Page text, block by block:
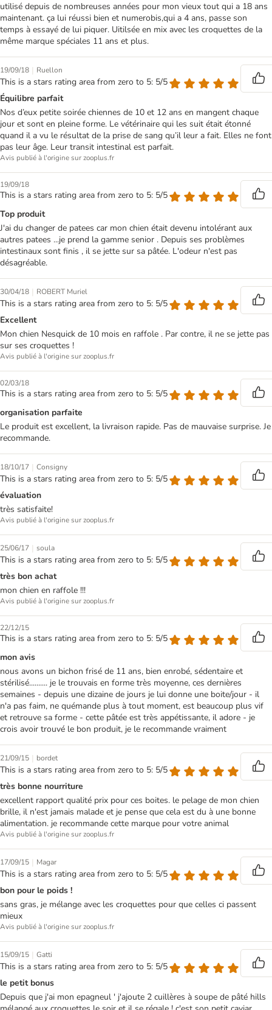
utilisé depuis de nombreuses années pour mon vieux tout qui a 18 ans
maintenant. ça lui réussi bien et numerobis,qui a 4 ans, passe son
temps à essayé de lui piquer. Uitilsée en mix avec les croquettes de la
même marque spéciales 11 ans et plus.
19/09/18 | Ruellon
This is a stars rating area from zero to 5: 5/5
Équilibre parfait
Nos d’eux petite soirée chiennes de 10 et 12 ans en mangent chaque
jour et sont en pleine forme. Le vétérinaire qui les suit était étonné
quand il a vu le résultat de la prise de sang qu’il leur a fait. Elles ne font
pas leur âge. Leur transit intestinal est parfait.
Avis publié à l'origine sur zooplus.fr
19/09/18
This is a stars rating area from zero to 5: 5/5
Top produit
J'ai du changer de patees car mon chien était devenu intolérant aux
autres patees ...je prend la gamme senior . Depuis ses problèmes
intestinaux sont finis , il se jette sur sa pâtée. L'odeur n'est pas
désagréable.
30/04/18 | ROBERT Muriel
This is a stars rating area from zero to 5: 5/5
Excellent
Mon chien Nesquick de 10 mois en raffole . Par contre, il ne se jette pas
sur ses croquettes !
Avis publié à l'origine sur zooplus.fr
02/03/18
This is a stars rating area from zero to 5: 5/5
organisation parfaite
Le produit est excellent, la livraison rapide. Pas de mauvaise surprise. Je
recommande.
18/10/17 | Consigny
This is a stars rating area from zero to 5: 5/5
évaluation
très satisfaite!
Avis publié à l'origine sur zooplus.fr
25/06/17 | soula
This is a stars rating area from zero to 5: 5/5
très bon achat
mon chien en raffole !!!
Avis publié à l'origine sur zooplus.fr
22/12/15
This is a stars rating area from zero to 5: 5/5
mon avis
nous avons un bichon frisé de 11 ans, bien enrobé, sédentaire et
stérilisé.......... je le trouvais en forme très moyenne, ces dernières
semaines - depuis une dizaine de jours je lui donne une boite/jour - il
n'a pas faim, ne quémande plus à tout moment, est beaucoup plus vif
et retrouve sa forme - cette pâtée est très appétissante, il adore - je
crois avoir trouvé le bon produit, je le recommande vraiment
21/09/15 | bordet
This is a stars rating area from zero to 5: 5/5
très bonne nourriture
excellent rapport qualité prix pour ces boites. le pelage de mon chien
brille, il n'est jamais malade et je pense que cela est du à une bonne
alimentation. je recommande cette marque pour votre animal
Avis publié à l'origine sur zooplus.fr
17/09/15 | Magar
This is a stars rating area from zero to 5: 5/5
bon pour le poids !
sans gras, je mélange avec les croquettes pour que celles ci passent
mieux
Avis publié à l'origine sur zooplus.fr
15/09/15 | Gatti
This is a stars rating area from zero to 5: 5/5
le petit bonus
Depuis que j'ai mon epagneul ' j'ajoute 2 cuillères à soupe de pâté hills